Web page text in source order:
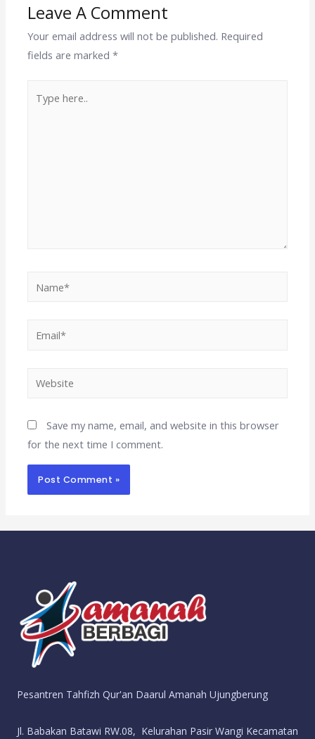
Leave A Comment
Your email address will not be published. Required
fields are marked*
Save my name, email, and website in this browser
for the next time I comment.
Pesantren Tahfizh Qur'an Daarul Amanah Ujungberung
Jl. Babakan Batawi RW.08, Kelurahan Pasir Wangi Kecamatan